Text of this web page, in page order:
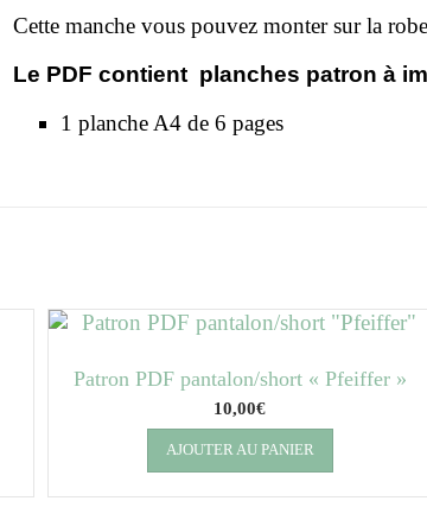
Cette manche vous pouvez monter sur la
Le PDF contient planches patron à
1 planche A4 de 6 pages
Patron PDF pantalon/short « Pfeiffer »
10,00€
AJOUTER AU PANIER